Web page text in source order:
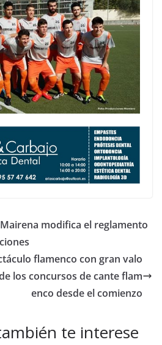
modifica el reglamento
flamenco con gran valo
los concursos de cante flam
enco desde el comienzo
te interese